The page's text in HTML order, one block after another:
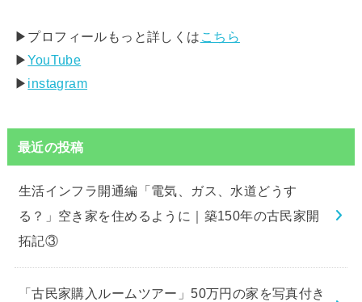
▶︎プロフィールもっと詳しくは こちら
▶︎YouTube
▶︎ instagram
最近の投稿
生活インフラ開通編「電気、ガス、水道どうす
る？」空き家を住めるように｜築150年の古民家開
拓記③
「古民家購入ルームツアー」50万円の家を写真付き